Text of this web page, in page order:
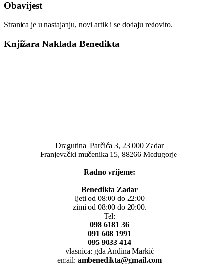
Obavijest
Stranica je u nastajanju, novi artikli se dodaju redovito.
Knjižara Naklada Benedikta
Dragutina Parčića 3, 23 000 Zadar
Franjevački mučenika 15, 88266 Medugorje
Radno vrijeme:
Benedikta Zadar
ljeti od 08:00 do 22:00
zimi od 08:00 do 20:00.
Tel:
098 6181 36
091 608 1991
095 9033 414
vlasnica: gđa Anđina Markić
email: ambenedikta@gmail.com